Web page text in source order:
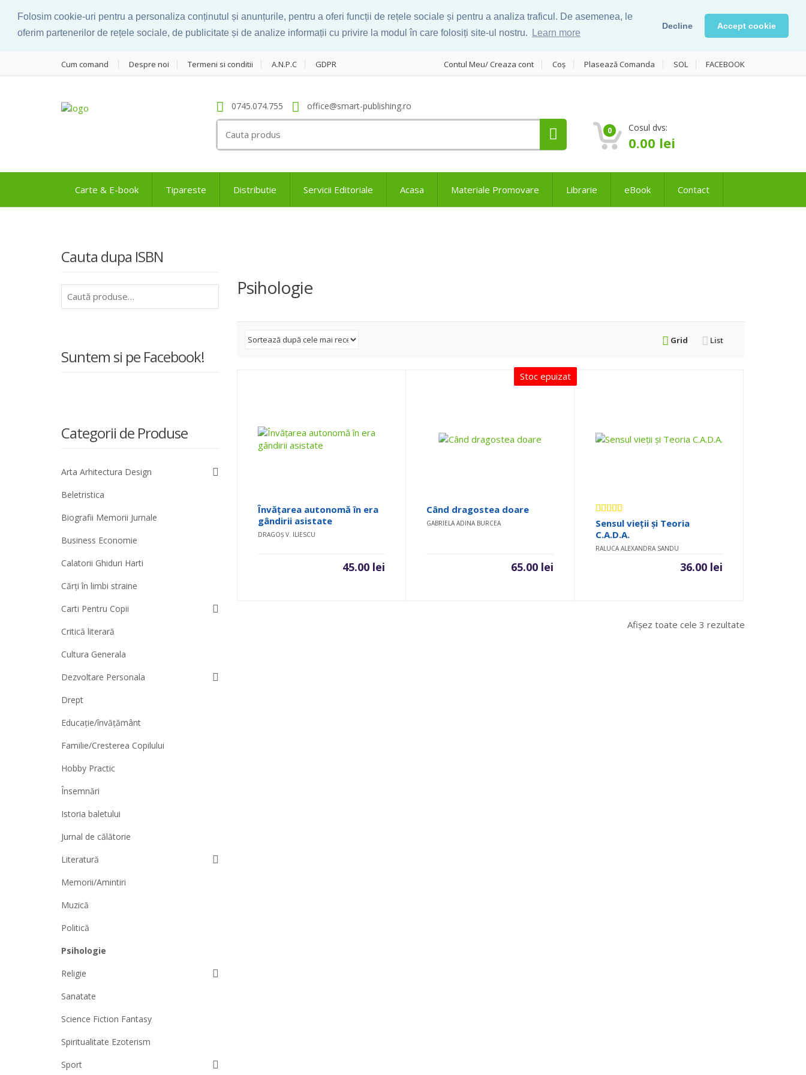
Folosim cookie-uri pentru a personaliza conținutul și anunțurile, pentru a oferi funcții de rețele sociale și pentru a analiza traficul. De asemenea, le
oferim partenerilor de rețele sociale, de publicitate și de analize informații cu privire la modul în care folosiți site-ul nostru.
Learn more
Decline Accept cookie
Cum comand Despre noi Termeni si conditii A.N.P.C GDPR Contul Meu/ Creaza cont Coș Plasează Comanda SOL FACEBOOK
0745.074.755 office@smart-publishing.ro
for:
0 Cosul dvs:
0.00 lei
Carte & E-book Tipareste Distributie Servicii Editoriale Acasa Materiale Promovare Librarie eBook Contact
Psihologie
Grid List
Învățarea autonomă în era
gândirii asistate
DRAGOȘ V. ILIESCU
45.00 lei
Stoc epuizat
Când dragostea doare
GABRIELA ADINA BURCEA
65.00 lei
Evaluat la
5.00din 5
Sensul vieții și Teoria
C.A.D.A.
RALUCA ALEXANDRA SANDU
36.00 lei
Afișez toate cele 3 rezultate
Cauta dupa ISBN
după:
Suntem si pe Facebook!
Categorii de Produse
Arta Arhitectura Design
Beletristica
Biografii Memorii Jurnale
Business Economie
Calatorii Ghiduri Harti
Cărți în limbi straine
Carti Pentru Copii
Critică literară
Cultura Generala
Dezvoltare Personala
Drept
Educație/învățământ
Familie/Cresterea Copilului
Hobby Practic
Însemnări
Istoria baletului
Jurnal de călătorie
Literatură
Memorii/Amintiri
Muzică
Politică
Psihologie
Religie
Sanatate
Science Fiction Fantasy
Spiritualitate Ezoterism
Sport